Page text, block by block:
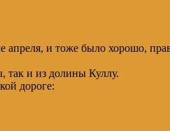
апреля, и тоже было хорошо,
и из долины Куллу.
дороге: